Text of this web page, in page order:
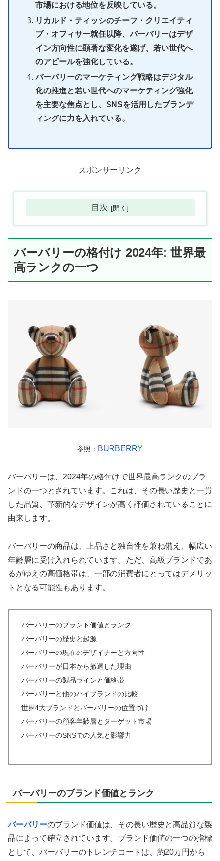
市場における地位を反映している。
リカルド・ティッシのチーフ・クリエイティ
ブ・オフィサー就任以降、バーバリーはデザ
イン方向性に顕著な変化を遂げ、若い世代へ
のアピールを強化している。
バーバリーのマーケティング戦略はデジタル
化の推進と若い世代へのマーケティング強化
を主要な焦点とし、SNSを活用したブランデ
ィングに力を入れている。
スポンサーリンク
目次
バーバリーの格付け 2024年: 世界最
高ランクの一つ
参照： BURBERRY
バーバリーは、2024年の格付けで世界最高ランクのブラ
ンドの一つとされています。これは、その長い歴史と一貫
した品質、革新的なデザインが高く評価されていることに
由来します。
バーバリーの商品は、上品さと独自性を兼ね備え、幅広い
年齢層に受け入れられています。ただ、高級ブランドであ
るがゆえの高価格帯は、一部の消費者にとってはデメリッ
トとなる可能性もあります。
バーバリーのブランド価値とランク
バーバリーの歴史と起源
バーバリーの現在のデザイナーと方向性
バーバリーが日本から撤退した理由
バーバリーの製品ラインと価格帯
バーバリーと他のハイブランドの比較
世界4大ブランドとバーバリーの位置づけ
バーバリーの顧客年齢層とターゲット市場
バーバリーのSNSでの人気と影響力
バーバリーのブランド価値とランク
バーバリーのブランド価値は、その長い歴史と高品質な製
品によって確立されています。ブランド価値の一つの指標
として、バーバリーのトレンチコートは、約20万円から